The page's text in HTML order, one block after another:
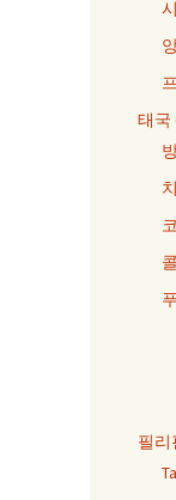
태국
필리